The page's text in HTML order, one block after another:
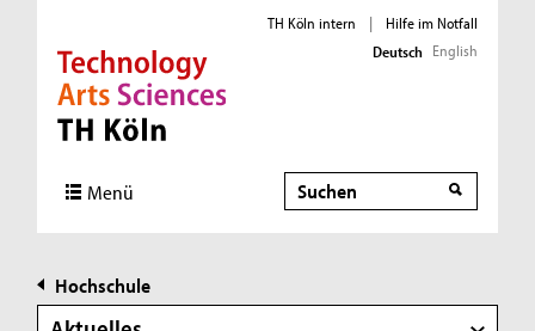
Direkt zur Hauptnavigation
Direkt zur Subnavigation
Direkt zum Inhalt
Direkt zum Fußbereich
TH Köln intern |
Hilfe im Notfall
Deutsch English
Menü Suche
Hochschule